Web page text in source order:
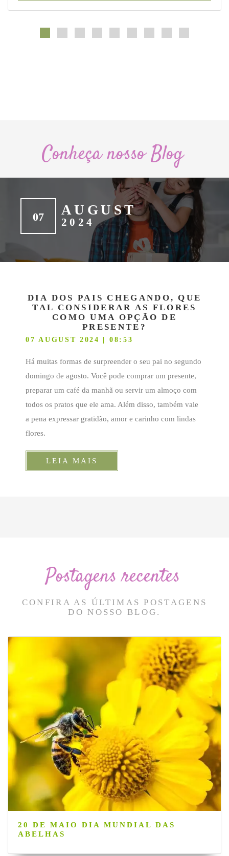
Conheça nosso Blog
07 AUGUST
2024
DIA DOS PAIS CHEGANDO, QUE
TAL CONSIDERAR AS FLORES
COMO UMA OPÇÃO DE
PRESENTE?
07 AUGUST 2024 | 08:53
Há muitas formas de surpreender o seu pai no segundo
domingo de agosto. Você pode comprar um presente,
preparar um café da manhã ou servir um almoço com
todos os pratos que ele ama. Além disso, também vale
a pena expressar gratidão, amor e carinho com lindas
flores.
LEIA MAIS
Postagens recentes
CONFIRA AS ÚLTIMAS POSTAGENS
DO NOSSO BLOG.
20 DE MAIO DIA MUNDIAL DAS
ABELHAS